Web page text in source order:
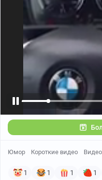
Юмор Короткие видео Видео
1 1 1 1